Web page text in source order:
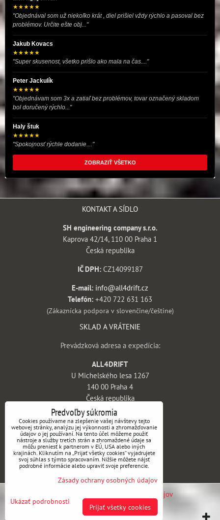
★★★★★
"Objednával som už niekoľko krát , diel prišiel vždy rýchlo a pasoval bez
problémov. Určite ešte obj..."
Jakub Kovacs
★★★★★
"Super skusenost, všetko prišlo ako mala na čas...."
Peter Jackulík
★★★★★
"Objednávam som 3x a zatiaľ bez problémov, tovar označený skladom
bol doručený rýchlo..."
Haly štuk
★★★★★
"Spokojnosť rýchle dodanie...."
ZOBRAZIŤ VŠETKO
KONTAKT A SÍDLO
SH engineering company s.r.o.
Kaprova 42/14, 110 00 Praha 1
Česká republika
IČ DPH:CZ14099187
E-mail: info@all4drift.cz
Telefón: +420 722 631 163
(Zákaznícka podpora v slovenčine/češtine)
SKLAD A VRÁTENIE
Prevádzková adresa a expedícia:
ALL4DRIFT
U Michelského lesa 1267
140 00 Praha 4
Česká republika
INFORMÁCIE
Obchodné podmienky
Vrátenie tovaru a reklamácie
Doprava a platba
Kontakt
Zásady ochrany osobných údajov
BiznisWeb.sk
Predvoľby súkromia
Cookies používame na zlepšenie vašej návštevy tejto
webovej stránky, analýzu jej výkonnosti a zhromažďovanie
údajov o jej používaní. Na tento účel môžeme použiť
nástroje a služby tretích strán a zhromaždené údaje sa
môžu preniesť k partnerom v EÚ, USA alebo iných
krajinách. Kliknutím na „Prijať všetky cookies“ vyjadrujete
svoj súhlas s týmto spracovaním. Nižšie môžete nájsť
podrobné informácie alebo upraviť svoje preferencie.
Zásady ochrany osobných údajov
Ukázať podrobnosti
Prijať všetky cookies